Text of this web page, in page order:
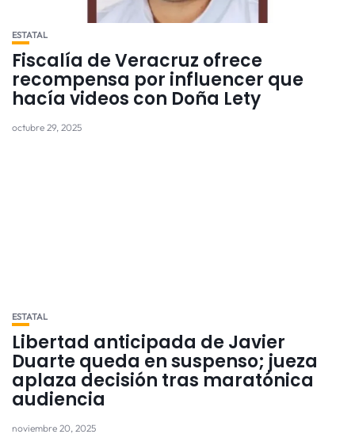
ESTATAL
Fiscalía de Veracruz ofrece
recompensa por influencer que
hacía videos con Doña Lety
octubre 29, 2025
ESTATAL
Libertad anticipada de Javier
Duarte queda en suspenso; jueza
aplaza decisión tras maratónica
audiencia
noviembre 20, 2025